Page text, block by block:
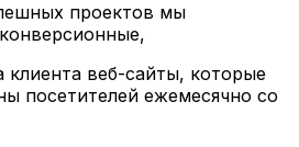
проектов мы
веб-сайты, которые
посетителей ежемесячно со